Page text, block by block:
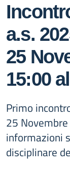
a.s.
25
15:00
Primo
25
informazioni
disciplinare